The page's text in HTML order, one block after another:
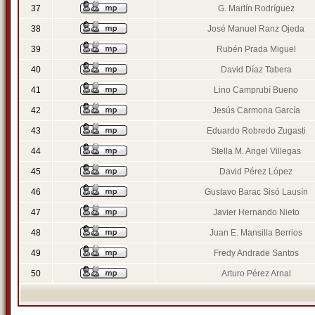
37 G. Martín Rodríguez
38 José Manuel Ranz Ojeda
39 Rubén Prada Miguel
40 David Díaz Tabera
41 Lino Camprubí Bueno
42 Jesús Carmona García
43 Eduardo Robredo Zugasti
44 Stella M. Angel Villegas
45 David Pérez López
46 Gustavo Barac Sisó Lausín
47 Javier Hernando Nieto
48 Juan E. Mansilla Berrios
49 Fredy Andrade Santos
50 Arturo Pérez Arnal